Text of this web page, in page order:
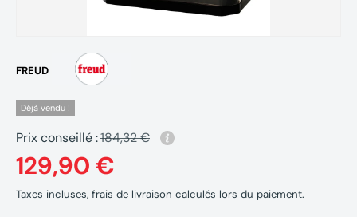
FREUD
Déjà vendu !
Prix conseillé :184,32 €
129,90 €
Taxes incluses, frais de livraison calculés lors du paiement.